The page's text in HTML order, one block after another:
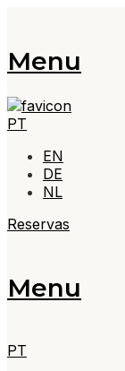
Menu
PT
EN
DE
NL
Reservas
Menu
PT